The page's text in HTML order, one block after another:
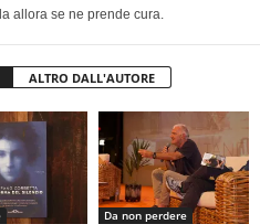
allora se ne prende cura.
ALTRO DALL'AUTORE
Da non perdere